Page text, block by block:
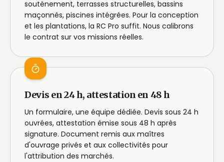
soutènement, terrasses structurelles, bassins
maçonnés, piscines intégrées. Pour la conception
et les plantations, la RC Pro suffit. Nous calibrons
le contrat sur vos missions réelles.
Devis en 24 h, attestation en 48 h
Un formulaire, une équipe dédiée. Devis sous 24 h
ouvrées, attestation émise sous 48 h après
signature. Document remis aux maîtres
d'ouvrage privés et aux collectivités pour
l'attribution des marchés.